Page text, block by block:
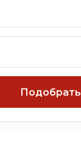
Подобрать